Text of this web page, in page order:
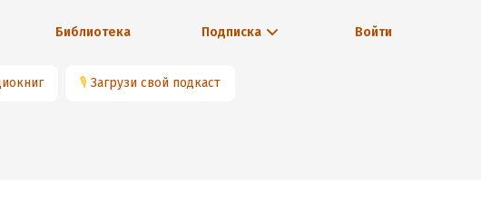
Библиотека Подписка Войти
🎙 Загрузи свой подкаст